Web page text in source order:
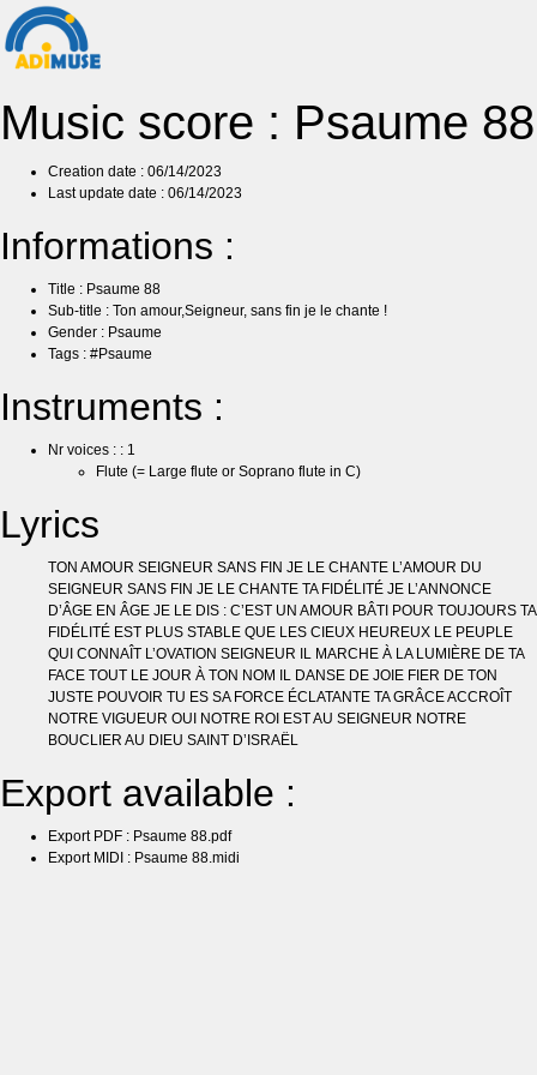
Music score : Psaume 88
Creation date : 06/14/2023
Last update date : 06/14/2023
Informations :
Title : Psaume 88
Sub-title : Ton amour,Seigneur, sans fin je le chante !
Gender : Psaume
Tags : #Psaume
Instruments :
Nr voices : : 1
Flute (= Large flute or Soprano flute in C)
Lyrics
TON AMOUR SEIGNEUR SANS FIN JE LE CHANTE L’AMOUR DU
SEIGNEUR SANS FIN JE LE CHANTE TA FIDÉLITÉ JE L’ANNONCE
D’ÂGE EN ÂGE JE LE DIS : C’EST UN AMOUR BÂTI POUR TOUJOURS TA
FIDÉLITÉ EST PLUS STABLE QUE LES CIEUX HEUREUX LE PEUPLE
QUI CONNAÎT L’OVATION SEIGNEUR IL MARCHE À LA LUMIÈRE DE TA
FACE TOUT LE JOUR À TON NOM IL DANSE DE JOIE FIER DE TON
JUSTE POUVOIR TU ES SA FORCE ÉCLATANTE TA GRÂCE ACCROÎT
NOTRE VIGUEUR OUI NOTRE ROI EST AU SEIGNEUR NOTRE
BOUCLIER AU DIEU SAINT D’ISRAËL
Export available :
Export PDF : Psaume 88.pdf
Export MIDI : Psaume 88.midi